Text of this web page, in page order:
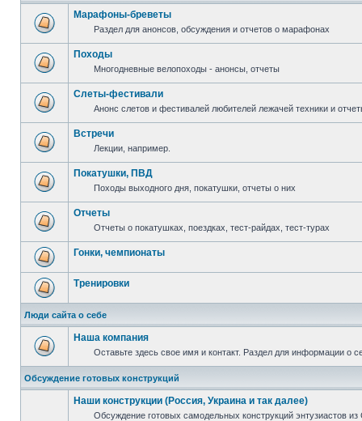
Марафоны-бреветы
Раздел для анонсов, обсуждения и отчетов о марафонах
Походы
Многодневные велопоходы - анонсы, отчеты
Слеты-фестивали
Анонс слетов и фестивалей любителей лежачей техники и
Встречи
Лекции, например.
Покатушки, ПВД
Походы выходного дня, покатушки, отчеты о них
Отчеты
Отчеты о покатушках, поездках, тест-райдах, тест-турах
Гонки, чемпионаты
Тренировки
Люди сайта о себе
Наша компания
Оставьте здесь свое имя и контакт. Раздел для информации о
Обсуждение готовых конструкций
Наши конструкции (Россия, Украина и так далее)
Обсуждение готовых самодельных конструкций энтузиастов